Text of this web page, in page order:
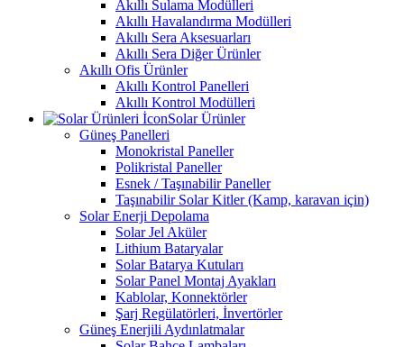
Akıllı Sulama Modülleri
Akıllı Havalandırma Modülleri
Akıllı Sera Aksesuarları
Akıllı Sera Diğer Ürünler
Akıllı Ofis Ürünler
Akıllı Kontrol Panelleri
Akıllı Kontrol Modülleri
Solar Ürünler
Güneş Panelleri
Monokristal Paneller
Polikristal Paneller
Esnek / Taşınabilir Paneller
Taşınabilir Solar Kitler (Kamp, karavan için)
Solar Enerji Depolama
Solar Jel Aküler
Lithium Bataryalar
Solar Batarya Kutuları
Solar Panel Montaj Ayakları
Kablolar, Konnektörler
Şarj Regülatörleri, İnvertörler
Güneş Enerjili Aydınlatmalar